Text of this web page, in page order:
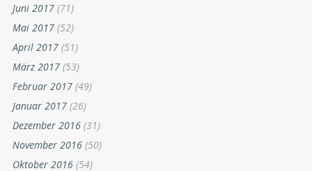
Juni 2017 (71)
Mai 2017 (52)
April 2017 (51)
März 2017 (53)
Februar 2017 (49)
Januar 2017 (26)
Dezember 2016 (31)
November 2016 (50)
Oktober 2016 (54)